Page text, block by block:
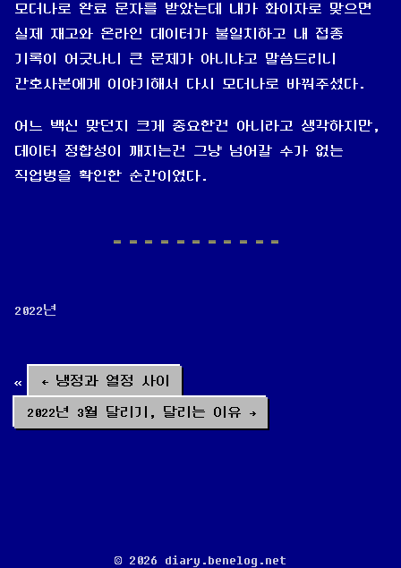
모더나로 완료 문자를 받았는데 내가 화이자로 맞으면
실제 재고와 온라인 데이터가 불일치하고 내 접종
기록이 어긋나니 큰 문제가 아니냐고 말씀드리니
간호사분에게 이야기해서 다시 모더나로 바꿔주셨다.
어느 백신 맞던지 크게 중요한건 아니라고 생각하지만,
데이터 정합성이 깨지는건 그냥 넘어갈 수가 없는
직업병을 확인한 순간이였다.
2022년
← 냉정과 열정 사이
2022년 3월 달리기, 달리는 이유 →
© 2026 diary.benelog.net